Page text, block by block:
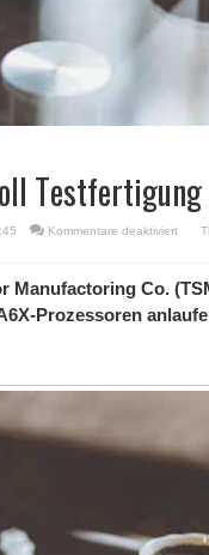
Testfertigung
Kommentare deaktiviertfür
für
das
iPad
Manufactoring Co.
Prozessoren